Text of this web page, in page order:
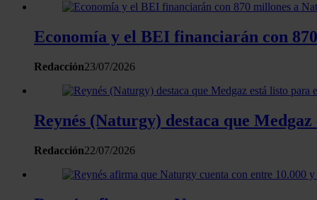
Economía y el BEI financiarán con
Redacción23/07/2026
Reynés (Naturgy) destaca que
Redacción22/07/2026